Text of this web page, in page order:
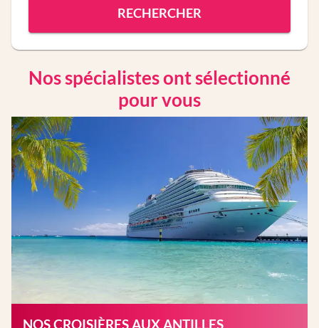
RECHERCHER
Nos spécialistes ont sélectionné
pour vous
NOS CROISIÈRES AUX ANTILLES